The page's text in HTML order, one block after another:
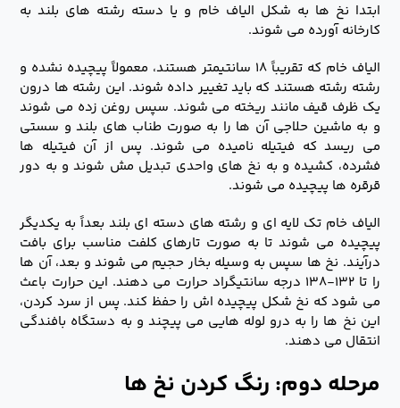
ابتدا نخ ها به شکل الیاف خام و یا دسته رشته های بلند به
کارخانه آورده می شوند.
الیاف خام که تقریباً ۱۸ سانتیمتر هستند، معمولاً پیچیده نشده و
رشته رشته هستند که باید تغییر داده شوند. این رشته ها درون
یک ظرف قیف مانند ریخته می شوند. سپس روغن زده می شوند
و به ماشین حلاجی آن ها را به صورت طناب های بلند و سستی
می ریسد که فیتیله نامیده می شوند. پس از آن فیتیله ها
فشرده، کشیده و به نخ های واحدی تبدیل مش شوند و به دور
قرقره ها پیچیده می شوند.
الیاف خام تک لایه ای و رشته های دسته ای بلند بعداً به یکدیگر
پیچیده می شوند تا به صورت تارهای کلفت مناسب برای بافت
درآیند. نخ ها سپس به وسیله بخار حجیم می شوند و بعد، آن ها
را تا ۱۳۲-۱۳۸ درجه سانتیگراد حرارت می دهند. این حرارت باعث
می شود که نخ شکل پیچیده اش را حفظ کند. پس از سرد کردن،
این نخ ها را به درو لوله هایی می پیچند و به دستگاه بافندگی
انتقال می دهند.
مرحله دوم: رنگ کردن نخ ها